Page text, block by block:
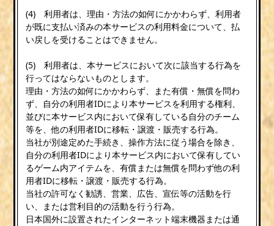
(4) 利用者は、理由・方法の如何にかかわらず、利用者
が既に支払い済みの本サービスの利用料金について、払
い戻しを受けることはできません。
(5) 利用者は、本サービスにおいて次に該当する行為を
行ってはならないものとします。
理由・方法の如何にかかわらず、また有償・無償を問わ
ず、自分の利用者IDにより本サービスを利用する権利、
並びに本サービス内において保有している自分のチーム
等を、他の利用者IDに移転・譲渡・販売する行為。
当社が別途定めた手続き、操作方法に従う場合を除き、
自分の利用者IDにより本サービス内において保有してい
るゲーム内アイテムを、有償または無償を問わず他の利
用者IDに移転・譲渡・販売する行為。
当社の許可なく勧誘、営業、広告、宣伝等の活動を行
い、または営利目的の活動を行う行為。
日本国外に設置されたインターネット端末機器または通